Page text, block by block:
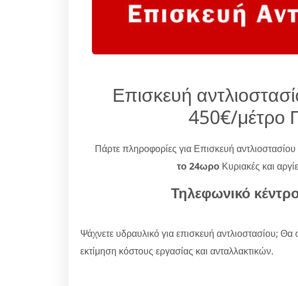
Επισκευή
450€/μέτρο
Πάρτε πληροφορίες για Επισκευή
το 24ωροΚυριακές και
Τηλεφωνικό
Ψάχνετε υδραυλικό για επισκευή αντλιοστασίου;
εκτίμηση κόστους εργασίας και ανταλλακτικών.